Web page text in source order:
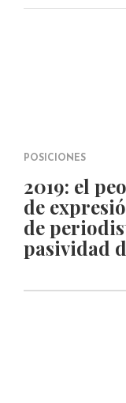
POSICIONES
2019: el
de
de
pasividad